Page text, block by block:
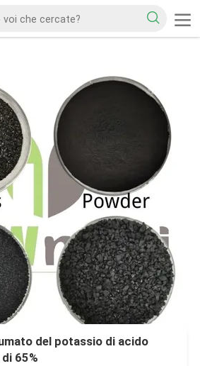
del potassio di acido
65%